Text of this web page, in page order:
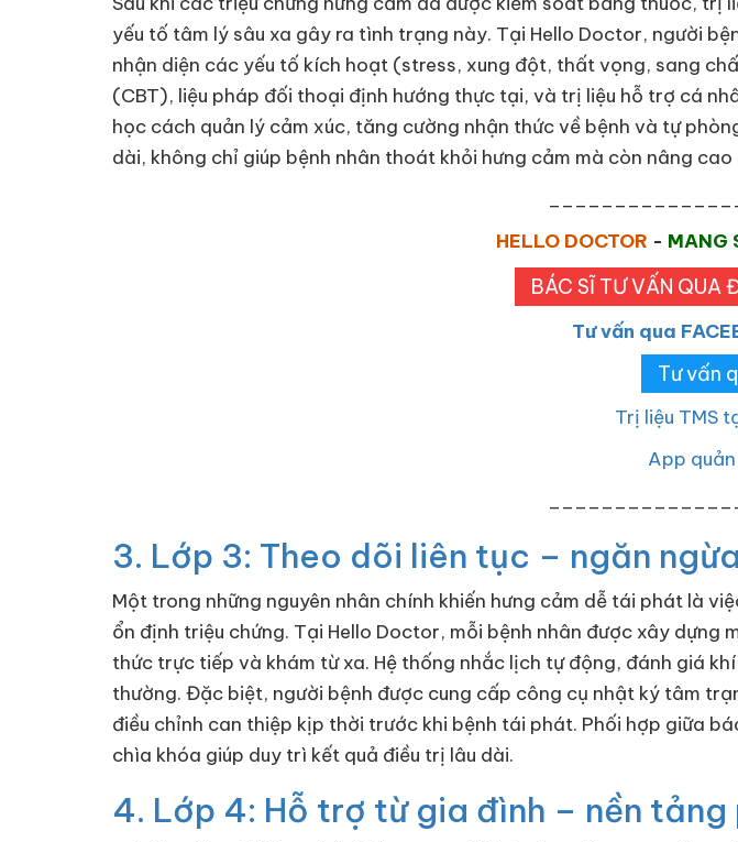
yếu tố tâm lý sâu xa gây ra tình trạng này. Tại Hello Doctor, người
nhận diện các yếu tố kích hoạt (stress, xung đột, thất vọng, sang
(CBT), liệu pháp đối thoại định hướng thực tại, và trị liệu hỗ trợ cá
học cách quản lý cảm xúc, tăng cường nhận thức về bệnh và tự
dài, không chỉ giúp bệnh nhân thoát khỏi hưng cảm mà còn nâng
HELLO DOCTOR - MANG
BÁC SĨ TƯ VẤN QUA
Tư vấn qua
Tư vấn
Trị liệu TMS
App
3. Lớp 3: Theo dõi liên tục – ngăn
Một trong những nguyên nhân chính khiến hưng cảm dễ tái phát là
ổn định triệu chứng. Tại Hello Doctor, mỗi bệnh nhân được xây
thức trực tiếp và khám từ xa. Hệ thống nhắc lịch tự động, đánh giá
thường. Đặc biệt, người bệnh được cung cấp công cụ nhật ký tâm
điều chỉnh can thiệp kịp thời trước khi bệnh tái phát. Phối hợp giữa
chìa khóa giúp duy trì kết quả điều trị lâu dài.
4. Lớp 4: Hỗ trợ từ gia đình – nền tảng